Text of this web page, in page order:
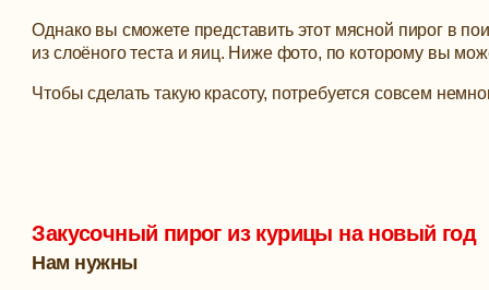
Однако вы сможете представить этот мясной пирог в
из слоёного теста и яиц. Ниже фото, по которому вы
Чтобы сделать такую красоту, потребуется совсем
Закусочный пирог из курицы на новый год
Нам нужны